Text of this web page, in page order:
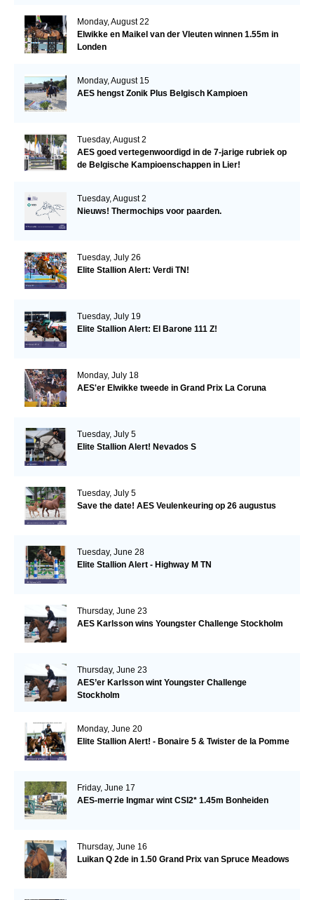
Monday, August 22
Elwikke en Maikel van der Vleuten winnen 1.55m in
Londen
Monday, August 15
AES hengst Zonik Plus Belgisch Kampioen
Tuesday, August 2
AES goed vertegenwoordigd in de 7-jarige rubriek op
de Belgische Kampioenschappen in Lier!
Tuesday, August 2
Nieuws! Thermochips voor paarden.
Tuesday, July 26
Elite Stallion Alert: Verdi TN!
Tuesday, July 19
Elite Stallion Alert: El Barone 111 Z!
Monday, July 18
AES'er Elwikke tweede in Grand Prix La Coruna
Tuesday, July 5
Elite Stallion Alert! Nevados S
Tuesday, July 5
Save the date! AES Veulenkeuring op 26 augustus
Tuesday, June 28
Elite Stallion Alert - Highway M TN
Thursday, June 23
AES Karlsson wins Youngster Challenge Stockholm
Thursday, June 23
AES’er Karlsson wint Youngster Challenge
Stockholm
Monday, June 20
Elite Stallion Alert! - Bonaire 5 & Twister de la Pomme
Friday, June 17
AES-merrie Ingmar wint CSI2* 1.45m Bonheiden
Thursday, June 16
Luikan Q 2de in 1.50 Grand Prix van Spruce Meadows